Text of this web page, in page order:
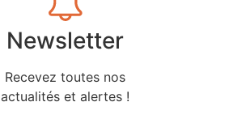
Newsletter
Recevez toutes nos
actualités et alertes !